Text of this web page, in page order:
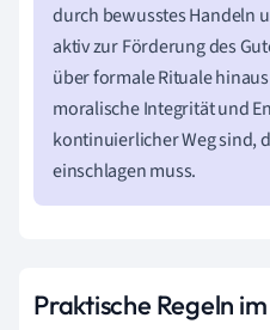
durch bewusstes Handeln
aktiv zur Förderung des
über formale Rituale
moralische Integrität und
kontinuierlicher Weg sind,
einschlagen muss.
Praktische Regeln